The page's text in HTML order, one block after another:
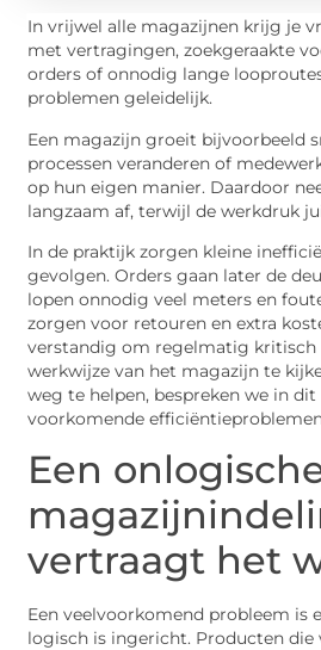
In vrijwel alle magazijnen krijg je
met vertragingen, zoekgeraakte
orders of onnodig lange
problemen geleidelijk.
Een magazijn groeit bijvoorbeeld
processen veranderen of
op hun eigen manier. Daardoor
langzaam af, terwijl de werkdruk
In de praktijk zorgen kleine
gevolgen. Orders gaan later de
lopen onnodig veel meters en
zorgen voor retouren en extra
verstandig om regelmatig kritisch
werkwijze van het magazijn te
weg te helpen, bespreken we in dit
voorkomende
Een
vertraagt het
Een veelvoorkomend probleem is
logisch is ingericht. Producten